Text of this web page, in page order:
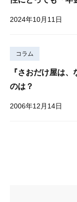
2024年10月11日
コラム
『さおだけ屋は
のは？
2006年12月14日